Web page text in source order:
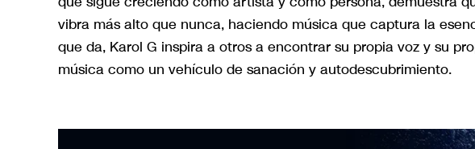
vibra más alto que nunca, haciendo música que captura la
que da, Karol G inspira a otros a encontrar su propia voz y su
música como un vehículo de sanación y autodescubrimiento.